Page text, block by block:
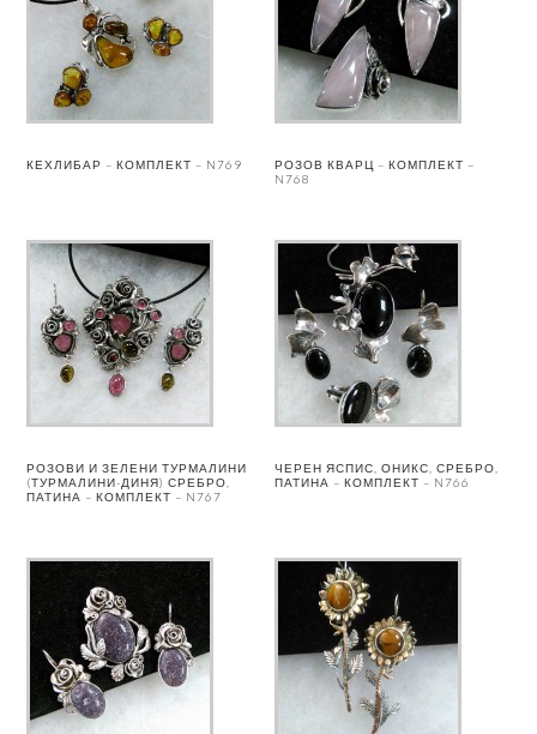
КЕХЛИБАР – КОМПЛЕКТ – N769
РОЗОВ КВАРЦ – КОМПЛЕКТ –
N768
РОЗОВИ И ЗЕЛЕНИ ТУРМАЛИНИ
(ТУРМАЛИНИ-ДИНЯ) СРЕБРО,
ПАТИНА – КОМПЛЕКТ – N767
ЧЕРЕН ЯСПИС, ОНИКС, СРЕБРО,
ПАТИНА – КОМПЛЕКТ – N766